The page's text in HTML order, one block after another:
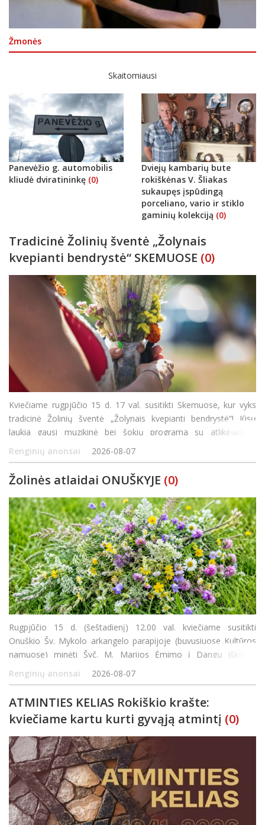
Žmonės
Skaitomiausi
Panevėžio g. automobilis
kliudė dviratininkę (0)
Dviejų kambarių bute
rokiškėnas V. Šliakas
sukaupęs įspūdingą
porceliano, vario ir stiklo
gaminių kolekciją (0)
Tradicinė Žolinių šventė „Žolynais
kvepianti bendrystė“ SKEMUOSE (0)
Kviečiame rugpjūčio 15 d. 17 val. susitikti Skemuose, kur vyks
tradicinė Žolinių šventė „Žolynais kvepianti bendrystė“! Jūsų
laukia gausi muzikinė bei šokių programa su atlikėjais iš
Panevėžio rajono bei Rokiškio, bendro žolynų paveikslo kūrimas
ir jaukios va
Renginių anonsai 2026-08-07
Žolinės atlaidai ONUŠKYJE (0)
Rugpjūčio 15 d. (šeštadienį) 12.00 val. kviečiame susitikti
Onuškio Šv. Mykolo arkangelo parapijoje (buvusiuose Kultūros
namuose) minėti Švč. M. Marijos Ėmimo į Dangų iškilmę.
Šventės metu bus aukojamos Šv. Mišios, laiminamas metų derli
Renginių anonsai 2026-08-07
ATMINTIES KELIAS Rokiškio krašte:
kviečiame kartu kurti gyvąją atmintį (0)